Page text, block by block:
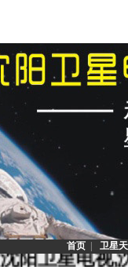
首页| 卫星
阳卫星电视,